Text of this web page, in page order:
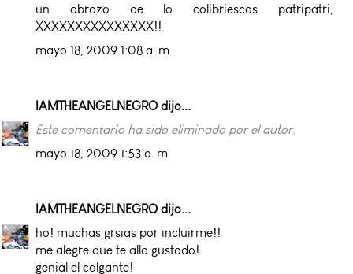
un abrazo de lo colibriescos patripatri,
XXXXXXXXXXXXXXX!!
mayo 18, 2009 1:08 a. m.
IAMTHEANGELNEGRO dijo...
Este comentario ha sido eliminado por el autor.
mayo 18, 2009 1:53 a. m.
IAMTHEANGELNEGRO dijo...
ho! muchas grsias por incluirme!!
me alegre que te alla gustado!
genial el colgante!